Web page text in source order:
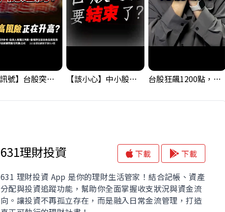
【藏訊號】台股突破季線，週一我提醒了這個關鍵訊號 【該小心】中小股派對結束 ? 關鍵訊號都指向... 台股狂飆1200點，但還有兩關沒過｜Mr.Jimmy高志銘 #台股 #期貨 #加權指數
631理財投資
下載
下載
631 理財投資 App 是你的理財生活管家！結合記帳、資產
分配與投資追蹤功能，幫助你全面掌握收支狀況與資金流
向。讓投資不再孤立存在，而是融入日常金流管理，打造